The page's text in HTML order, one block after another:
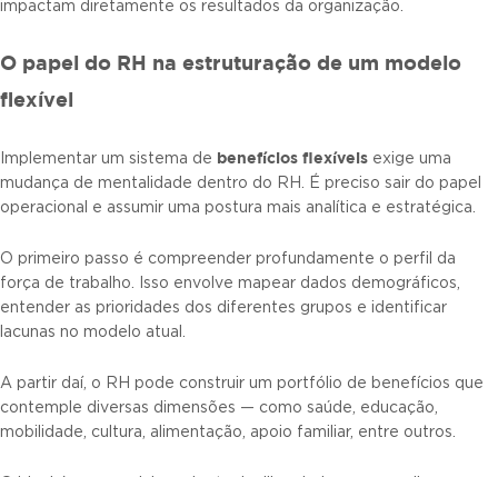
impactam diretamente os resultados da organização.
O papel do RH na estruturação de um modelo
flexível
Implementar um sistema de benefícios flexíveis exige uma
mudança de mentalidade dentro do RH. É preciso sair do papel
operacional e assumir uma postura mais analítica e estratégica.
O primeiro passo é compreender profundamente o perfil da
força de trabalho. Isso envolve mapear dados demográficos,
entender as prioridades dos diferentes grupos e identificar
lacunas no modelo atual.
A partir daí, o RH pode construir um portfólio de benefícios que
contemple diversas dimensões — como saúde, educação,
mobilidade, cultura, alimentação, apoio familiar, entre outros.